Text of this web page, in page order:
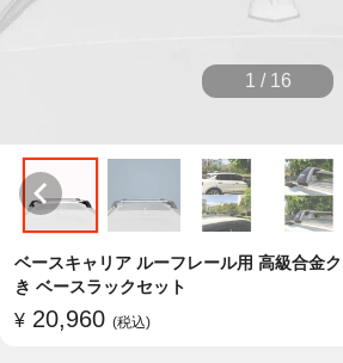
1 / 16
ベースキャリア ルーフレール用 高級合金
き ベースラックセット
¥ 20,960 (税込)